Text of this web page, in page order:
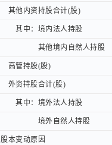
其他内资持股合计(股)
其中：境内法人持股
其他境内自然人持股
高管持股(股)
外资持股合计(股)
其中：境外法人持股
境外自然人持股
股本变动原因
其他内资持股合计(股)
其中：境内法人持股
其他境内自然人持股
高管持股(股)
外资持股合计(股)
其中：境外法人持股
境外自然人持股
股本变动原因